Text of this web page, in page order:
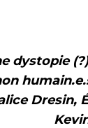
dystopie
Dresin,